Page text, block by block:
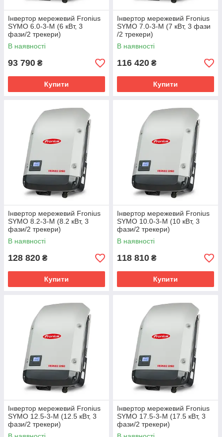
Інвертор мережевий Fronius
SYMO 6.0-3-М (6 кВт, 3
фази/2 трекери)
В наявності
93 790 ₴
Купити
Інвертор мережевий Fronius
SYMO 7.0-3-M (7 кВт, 3 фази
/2 трекери)
В наявності
116 420 ₴
Купити
Інвертор мережевий Fronius
SYMO 8.2-3-M (8.2 кВт, 3
фази/2 трекери)
В наявності
128 820 ₴
Купити
Інвертор мережевий Fronius
SYMO 10.0-3-M (10 кВт, 3
фази/2 трекери)
В наявності
118 810 ₴
Купити
Інвертор мережевий Fronius
SYMO 12.5-3-M (12.5 кВт, 3
фази/2 трекери)
Інвертор мережевий Fronius
SYMO 17.5-3-M (17.5 кВт, 3
фази/2 трекери)